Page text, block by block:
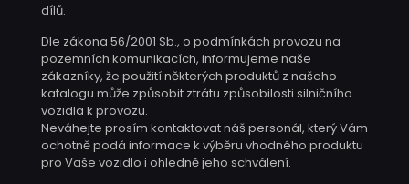
dílů.
Dle zákona 56/2001 Sb., o podmínkách provozu na
pozemních komunikacích, informujeme naše
zákazníky, že použití některých produktů z našeho
katalogu může způsobit ztrátu způsobilosti silničního
vozidla k provozu.
Neváhejte prosím kontaktovat náš personál, který Vám
ochotně podá informace k výběru vhodného produktu
pro Vaše vozidlo i ohledně jeho schválení.